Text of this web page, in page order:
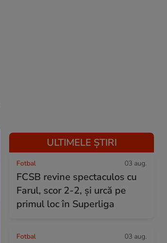
ULTIMELE ȘTIRI
Fotbal 03 aug.
FCSB revine spectaculos cu
Farul, scor 2-2, și urcă pe
primul loc în Superliga
Fotbal 03 aug.